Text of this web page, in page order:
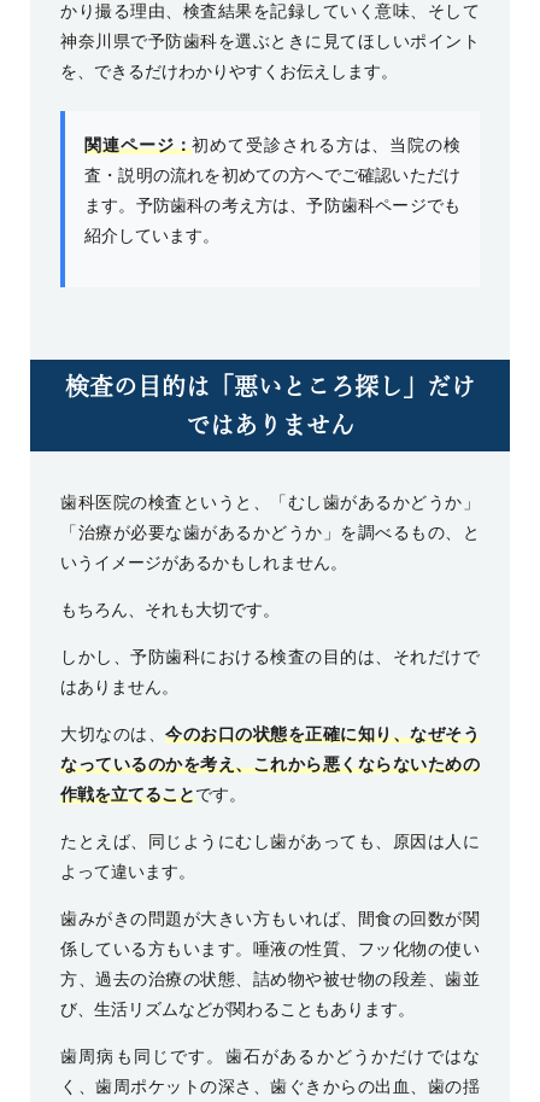
かり撮る理由、検査結果を記録していく意味、そして
神奈川県で予防歯科を選ぶときに見てほしいポイント
を、できるだけわかりやすくお伝えします。
関連ページ：初めて受診される方は、当院の検
査・説明の流れを初めての方へでご確認いただけ
ます。予防歯科の考え方は、予防歯科ページでも
紹介しています。
検査の目的は「悪いところ探し」だけ
ではありません
歯科医院の検査というと、「むし歯があるかどうか」
「治療が必要な歯があるかどうか」を調べるもの、と
いうイメージがあるかもしれません。
もちろん、それも大切です。
しかし、予防歯科における検査の目的は、それだけで
はありません。
大切なのは、今のお口の状態を正確に知り、なぜそう
なっているのかを考え、これから悪くならないための
作戦を立てることです。
たとえば、同じようにむし歯があっても、原因は人に
よって違います。
歯みがきの問題が大きい方もいれば、間食の回数が関
係している方もいます。唾液の性質、フッ化物の使い
方、過去の治療の状態、詰め物や被せ物の段差、歯並
び、生活リズムなどが関わることもあります。
歯周病も同じです。歯石があるかどうかだけではな
く、歯周ポケットの深さ、歯ぐきからの出血、歯の揺